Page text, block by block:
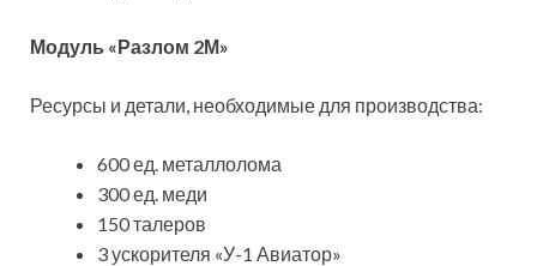
Модуль «Разлом 2М»
Ресурсы и детали, необходимые для производства:
600 ед. металлолома
300 ед. меди
150 талеров
3 ускорителя «У-1 Авиатор»